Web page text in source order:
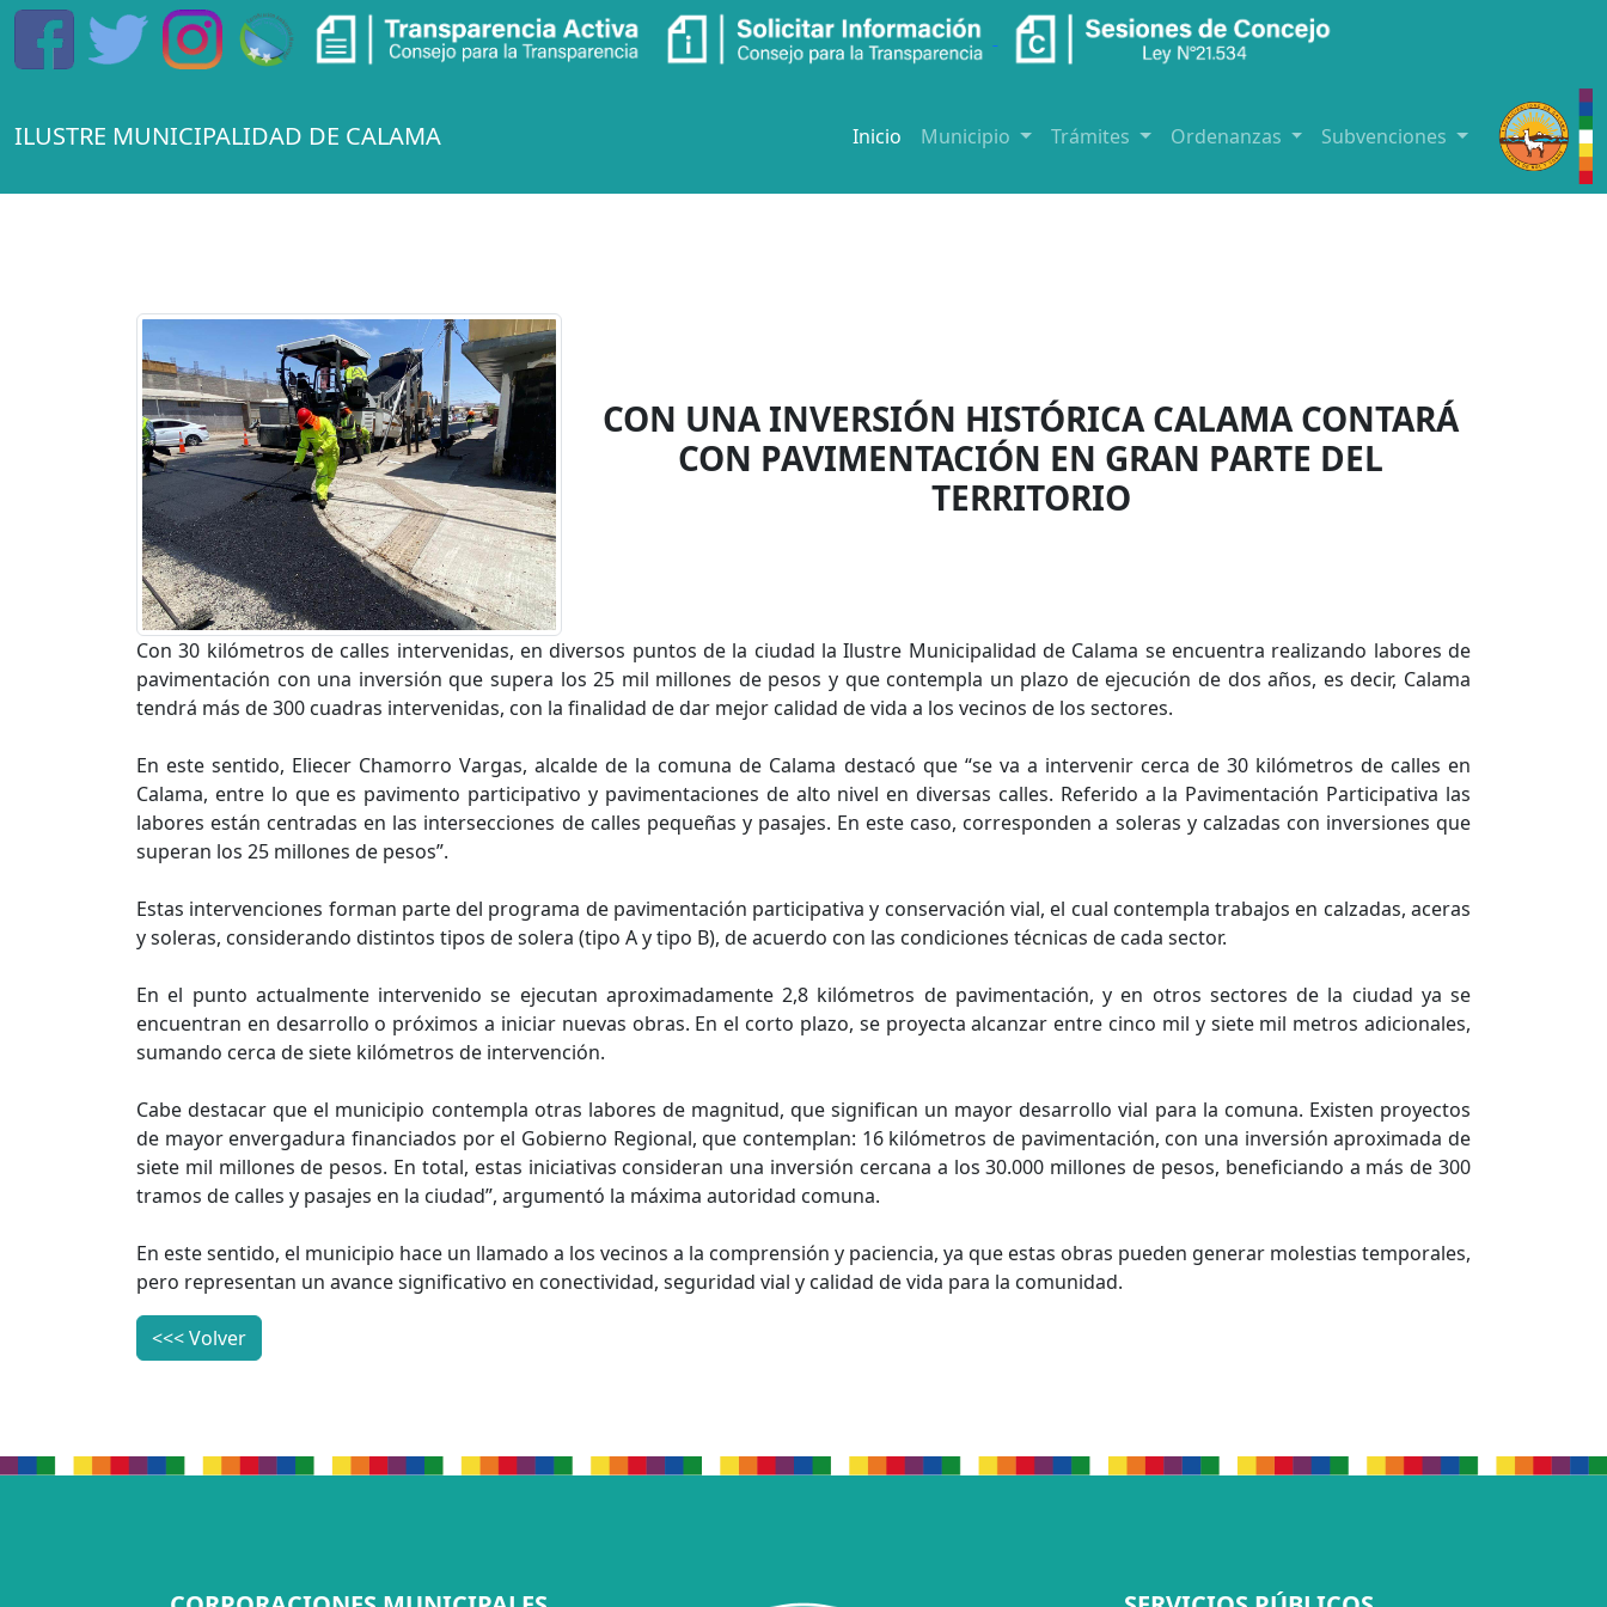
ILUSTRE MUNICIPALIDAD DE CALAMA Inicio Municipio Trámites Ordenanzas Subvenciones
CON UNA INVERSIÓN HISTÓRICA CALAMA CONTARÁ
CON PAVIMENTACIÓN EN GRAN PARTE DEL
TERRITORIO
Con 30 kilómetros de calles intervenidas, en diversos puntos de la ciudad la Ilustre Municipalidad de Calama se encuentra realizando labores de
pavimentación con una inversión que supera los 25 mil millones de pesos y que contempla un plazo de ejecución de dos años, es decir, Calama
tendrá más de 300 cuadras intervenidas, con la finalidad de dar mejor calidad de vida a los vecinos de los sectores.
En este sentido, Eliecer Chamorro Vargas, alcalde de la comuna de Calama destacó que “se va a intervenir cerca de 30 kilómetros de calles en
Calama, entre lo que es pavimento participativo y pavimentaciones de alto nivel en diversas calles. Referido a la Pavimentación Participativa las
labores están centradas en las intersecciones de calles pequeñas y pasajes. En este caso, corresponden a soleras y calzadas con inversiones que
superan los 25 millones de pesos”.
Estas intervenciones forman parte del programa de pavimentación participativa y conservación vial, el cual contempla trabajos en calzadas, aceras
y soleras, considerando distintos tipos de solera (tipo A y tipo B), de acuerdo con las condiciones técnicas de cada sector.
En el punto actualmente intervenido se ejecutan aproximadamente 2,8 kilómetros de pavimentación, y en otros sectores de la ciudad ya se
encuentran en desarrollo o próximos a iniciar nuevas obras. En el corto plazo, se proyecta alcanzar entre cinco mil y siete mil metros adicionales,
sumando cerca de siete kilómetros de intervención.
Cabe destacar que el municipio contempla otras labores de magnitud, que significan un mayor desarrollo vial para la comuna. Existen proyectos
de mayor envergadura financiados por el Gobierno Regional, que contemplan: 16 kilómetros de pavimentación, con una inversión aproximada de
siete mil millones de pesos. En total, estas iniciativas consideran una inversión cercana a los 30.000 millones de pesos, beneficiando a más de 300
tramos de calles y pasajes en la ciudad”, argumentó la máxima autoridad comuna.
En este sentido, el municipio hace un llamado a los vecinos a la comprensión y paciencia, ya que estas obras pueden generar molestias temporales,
pero representan un avance significativo en conectividad, seguridad vial y calidad de vida para la comunidad.
<<< Volver